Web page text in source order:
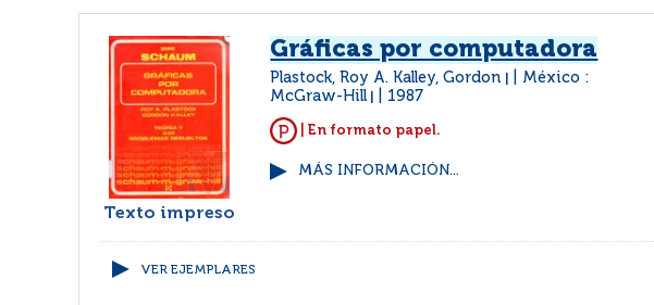
Texto impreso
Gráficas por computadora
Plastock, Roy A. Kalley, Gordon
México :
McGraw-Hill
1987
| En formato papel.
MÁS INFORMACIÓN...
VER EJEMPLARES